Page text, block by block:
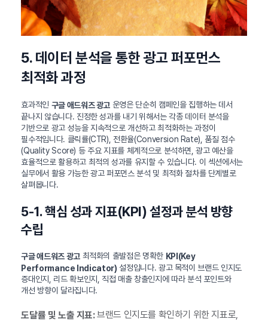
5. 데이터 분석을 통한 광고 퍼포먼스
최적화 과정
효과적인 구글 애드워즈 광고 운영은 단순히 캠페인을 집행하는 데서
끝나지 않습니다. 진정한 성과를 내기 위해서는 각종 데이터 분석을
기반으로 광고 성능을 지속적으로 개선하고 최적화하는 과정이
필수적입니다. 클릭률(CTR), 전환율(Conversion Rate), 품질 점수
(Quality Score) 등 주요 지표를 체계적으로 분석하면, 광고 예산을
효율적으로 활용하고 최적의 성과를 유지할 수 있습니다. 이 섹션에서는
실무에서 활용 가능한 광고 퍼포먼스 분석 및 최적화 절차를 단계별로
살펴봅니다.
5-1. 핵심 성과 지표(KPI) 설정과 분석 방향
수립
구글 애드워즈 광고 최적화의 출발점은 명확한 KPI(Key
Performance Indicator) 설정입니다. 광고 목적이 브랜드 인지도
증대인지, 리드 확보인지, 직접 매출 창출인지에 따라 분석 포인트와
개선 방향이 달라집니다.
도달률 및 노출 지표:브랜드 인지도를 확인하기 위한 지표로,